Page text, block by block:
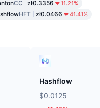
CC zł0.3356 11.21%
HFT zł0.0466 41.41%
Hashflow
$0.0125